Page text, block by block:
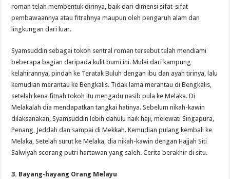
roman telah membentuk dirinya, baik dari dimensi sifat-sifat
pembawaannya atau fitrahnya maupun oleh pengaruh alam dan
lingkungan dari luar.
Syamsuddin sebagai tokoh sentral roman tersebut telah mendiami
beberapa bagian daripada kulit bumi ini. Mulai dari kampung
kelahirannya, pindah ke Teratak Buluh dengan ibu dan ayah tirinya, lalu
kemudian merantau ke Bengkalis. Tidak lama merantau di Bengkalis,
setelah kena fitnah tokoh itu mengadu nasib pula ke Melaka. Di
Melakalah dia mendapatkan tangkai hatinya. Sebelum nikah-kawin
dilaksanakan, Syamsuddin lebih dahulu naik haji, melewati Singapura,
Penang, Jeddah dan sampai di Mekkah. Kemudian pulang kembali ke
Melaka, Setelah surut ke Melaka, dia nikah-kawin dengan Hajjah Siti
Salwiyah scorang putri hartawan yang saleh. Cerita berakhir di situ.
3. Bayang-hayang Orang Melayu